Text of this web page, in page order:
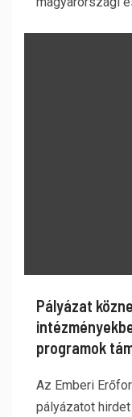
Pályázat
programok
Az Emberi
pályázatot